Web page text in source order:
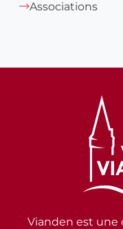
Associations
Vianden est